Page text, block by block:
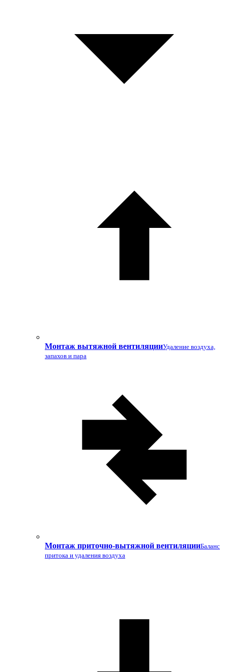
Монтаж вытяжной вентиляцииУдаление воздуха,
запахов и пара
Монтаж приточно-вытяжной вентиляцииБаланс
притока и удаления воздуха